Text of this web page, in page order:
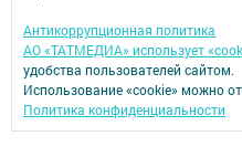
Антикоррупционная политика
АО «ТАТМЕДИА» использует
удобства пользователей сайтом.
Использование «cookie» можно
Политика конфиденциальности